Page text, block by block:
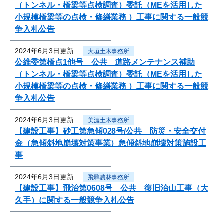
（トンネル・橋梁等点検調査）委託（MEを活用した
小規模橋梁等の点検・修繕業務 ）工事に関する一般競
争入札公告
2024年6月3日更新 大垣土木事務所
公維委第橋点1他号 公共 道路メンテナンス補助
（トンネル・橋梁等点検調査）委託（MEを活用した
小規模橋梁等の点検・修繕業務 ）工事に関する一般競
争入札公告
2024年6月3日更新 美濃土木事務所
【建設工事】砂工第急傾028号/公共 防災・安全交付
金（急傾斜地崩壊対策事業）急傾斜地崩壊対策施設工
事
2024年6月3日更新 飛騨農林事務所
【建設工事】飛治第0608号 公共 復旧治山工事（大
久手）に関する一般競争入札公告